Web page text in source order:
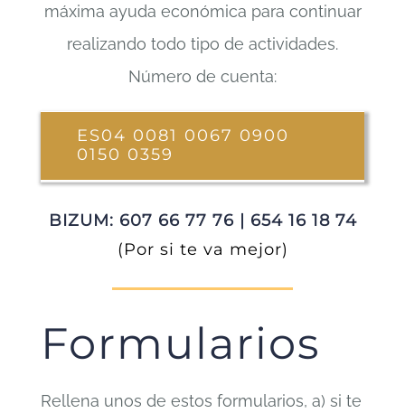
máxima ayuda económica para continuar
realizando todo tipo de actividades.
Número de cuenta:
ES04 0081 0067 0900
0150 0359
BIZUM: 607 66 77 76 | 654 16 18 74
(Por si te va mejor)
Formularios
Rellena unos de estos formularios, a) si te